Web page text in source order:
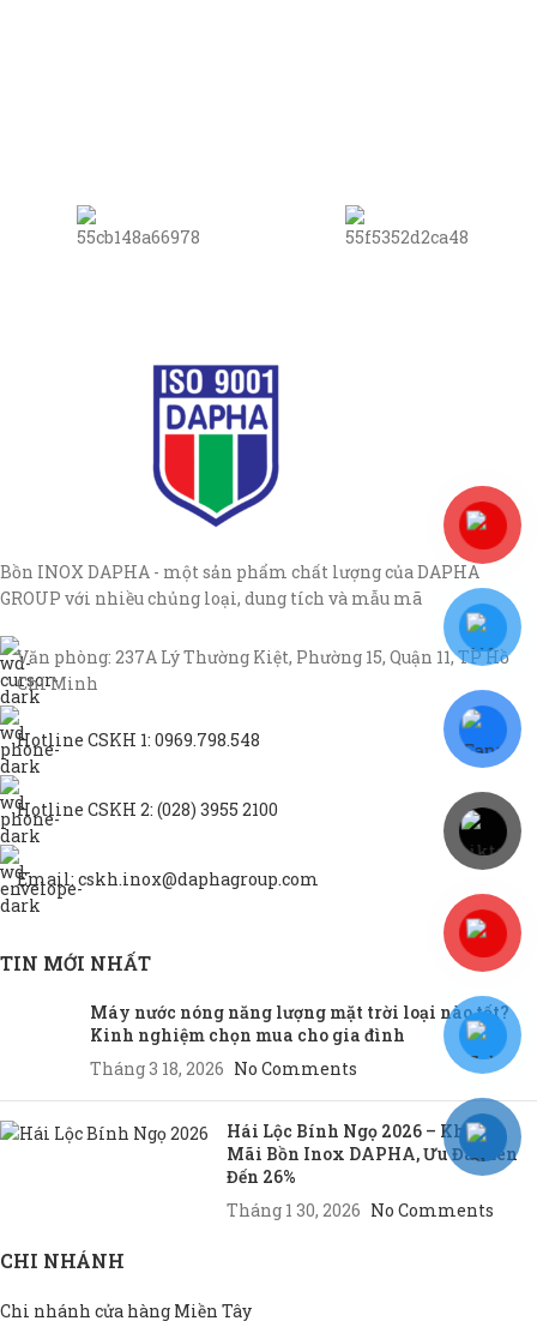
Bồn INOX DAPHA - một sản phẩm chất lượng của DAPHA
GROUP với nhiều chủng loại, dung tích và mẫu mã
Văn phòng: 237A Lý Thường Kiệt, Phường 15, Quận 11, TP Hồ
Chí Minh
Hotline CSKH 1: 0969.798.548
Hotline CSKH 2: (028) 3955 2100
Email: cskh.inox@daphagroup.com
TIN MỚI NHẤT
Máy nước nóng năng lượng mặt trời loại nào tốt?
Kinh nghiệm chọn mua cho gia đình
Tháng 3 18, 2026 No Comments
Hái Lộc Bính Ngọ 2026 – Khuyến
Mãi Bồn Inox DAPHA, Ưu Đãi Lên
Đến 26%
Tháng 1 30, 2026 No Comments
CHI NHÁNH
Chi nhánh cửa hàng Miền Tây